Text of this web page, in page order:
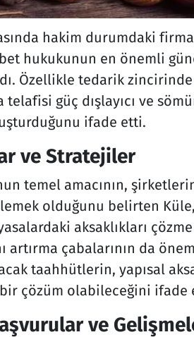
hakim durumdaki
hukukunun en önemli
Özellikle tedarik zincirinde
telafisi güç dışlayıcı ve
ifade etti.
ve Stratejiler
temel amacının,
olduğunu belirten
aksaklıkları
artırma çabalarının da
taahhütlerin, yapısal
çözüm olabileceğini ifade
ve